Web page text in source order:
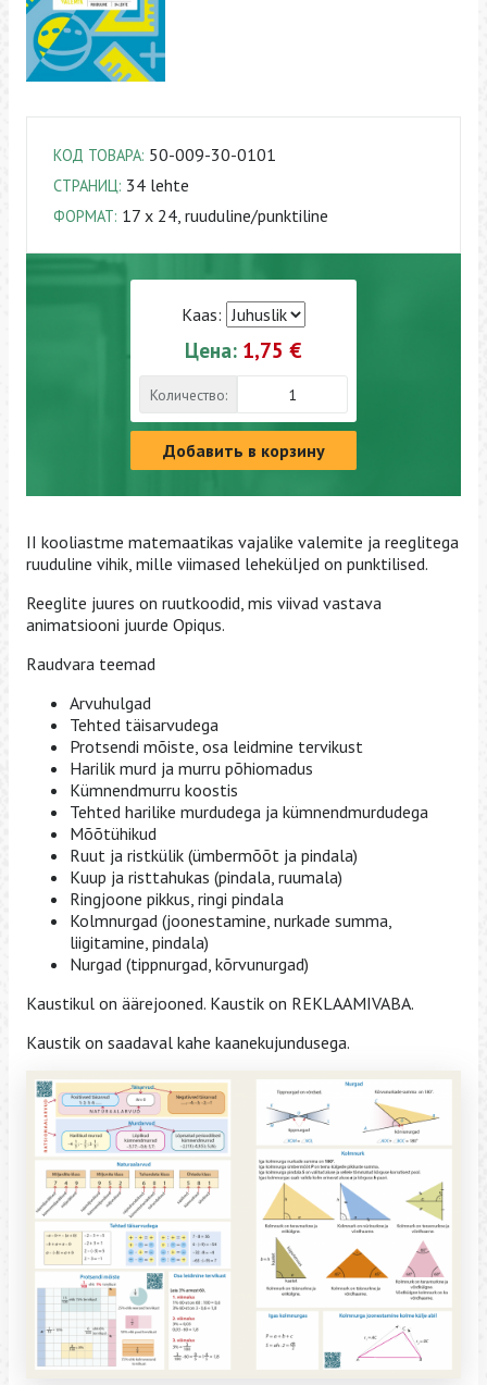
КОД ТОВАРА: 50-009-30-0101
СТРАНИЦ: 34 lehte
ФОРМАТ: 17 x 24, ruuduline/punktiline
Kaas:
Цена: 1,75 €
Количество:
Добавить в корзину
II kooliastme matemaatikas vajalike valemite ja reeglitega
ruuduline vihik, mille viimased leheküljed on punktilised.
Reeglite juures on ruutkoodid, mis viivad vastava
animatsiooni juurde Opiqus.
Raudvara teemad
Arvuhulgad
Tehted täisarvudega
Protsendi mõiste, osa leidmine tervikust
Harilik murd ja murru põhiomadus
Kümnendmurru koostis
Tehted harilike murdudega ja kümnendmurdudega
Mõõtühikud
Ruut ja ristkülik (ümbermõõt ja pindala)
Kuup ja risttahukas (pindala, ruumala)
Ringjoone pikkus, ringi pindala
Kolmnurgad (joonestamine, nurkade summa,
liigitamine, pindala)
Nurgad (tippnurgad, kõrvunurgad)
Kaustikul on äärejooned. Kaustik on REKLAAMIVABA.
Kaustik on saadaval kahe kaanekujundusega.